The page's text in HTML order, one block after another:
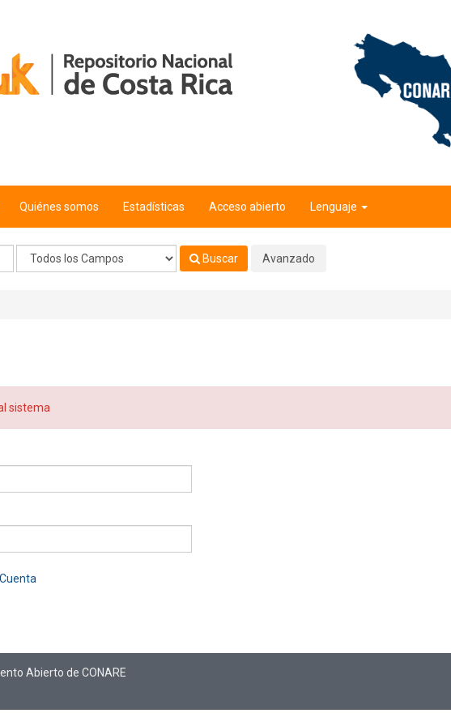
Quiénes somos Estadísticas Acceso abierto Lenguaje
Buscar Avanzado
sistema
Abierto de CONARE